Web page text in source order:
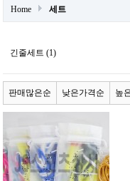
Home 세트
긴줄세트 (1)
판매많은순 낮은가격순 높